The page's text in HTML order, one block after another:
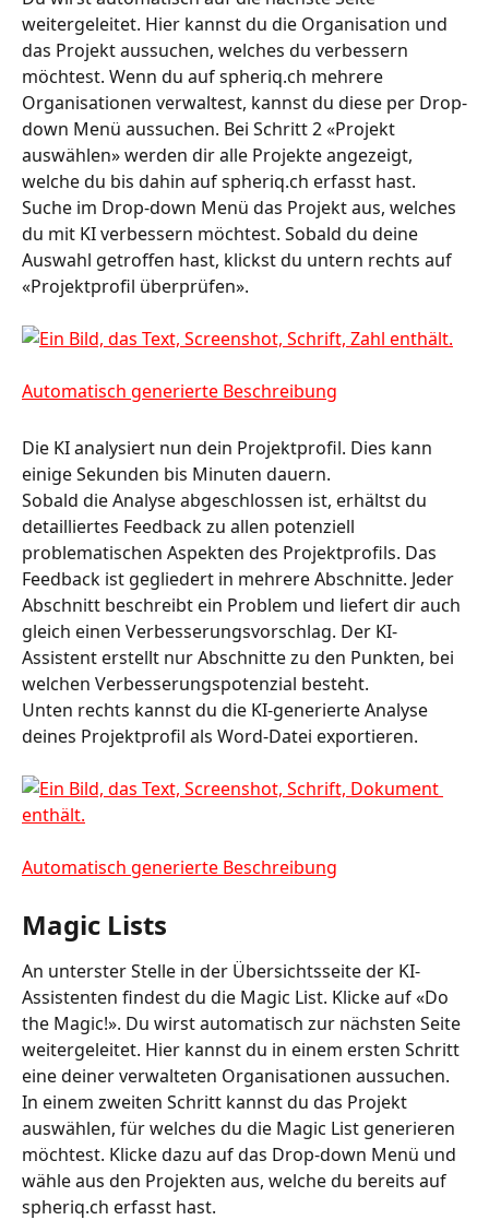
weitergeleitet. Hier kannst du die Organisation und
das Projekt aussuchen, welches du verbessern
möchtest. Wenn du auf spheriq.ch mehrere
Organisationen verwaltest, kannst du diese per Drop-
down Menü aussuchen. Bei Schritt 2 «Projekt
auswählen» werden dir alle Projekte angezeigt,
welche du bis dahin auf spheriq.ch erfasst hast.
Suche im Drop-down Menü das Projekt aus, welches
du mit KI verbessern möchtest. Sobald du deine
Auswahl getroffen hast, klickst du untern rechts auf
«Projektprofil überprüfen».
Die KI analysiert nun dein Projektprofil. Dies kann
einige Sekunden bis Minuten dauern.
Sobald die Analyse abgeschlossen ist, erhältst du
detailliertes Feedback zu allen potenziell
problematischen Aspekten des Projektprofils. Das
Feedback ist gegliedert in mehrere Abschnitte. Jeder
Abschnitt beschreibt ein Problem und liefert dir auch
gleich einen Verbesserungsvorschlag. Der KI-
Assistent erstellt nur Abschnitte zu den Punkten, bei
welchen Verbesserungspotenzial besteht.
Unten rechts kannst du die KI-generierte Analyse
deines Projektprofil als Word-Datei exportieren.
Magic Lists
An unterster Stelle in der Übersichtsseite der KI-
Assistenten findest du die Magic List. Klicke auf «Do
the Magic!». Du wirst automatisch zur nächsten Seite
weitergeleitet. Hier kannst du in einem ersten Schritt
eine deiner verwalteten Organisationen aussuchen.
In einem zweiten Schritt kannst du das Projekt
auswählen, für welches du die Magic List generieren
möchtest. Klicke dazu auf das Drop-down Menü und
wähle aus den Projekten aus, welche du bereits auf
spheriq.ch erfasst hast.